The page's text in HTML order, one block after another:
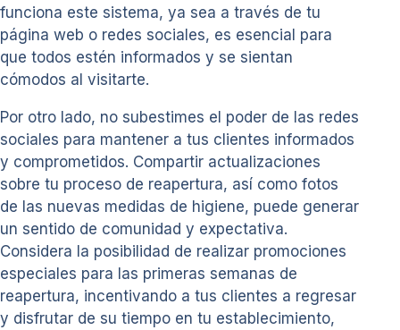
funciona este sistema, ya sea a través de tu
página web o redes sociales, es esencial para
que todos estén informados y se sientan
cómodos al visitarte.
Por otro lado, no subestimes el poder de las redes
sociales para mantener a tus clientes informados
y comprometidos. Compartir actualizaciones
sobre tu proceso de reapertura, así como fotos
de las nuevas medidas de higiene, puede generar
un sentido de comunidad y expectativa.
Considera la posibilidad de realizar promociones
especiales para las primeras semanas de
reapertura, incentivando a tus clientes a regresar
y disfrutar de su tiempo en tu establecimiento,